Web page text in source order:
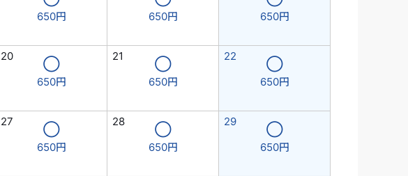
650円 650円 650円
20
◯
650円
21
◯
650円
22
◯
650円
27
◯
650円
28
◯
650円
29
◯
650円